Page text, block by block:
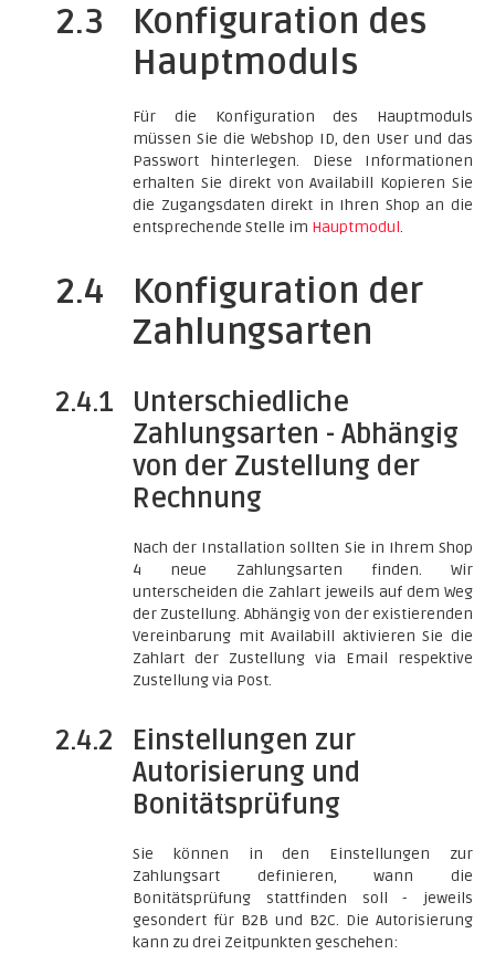
2.3
Konfiguration des
Hauptmoduls
Für die Konfiguration des Hauptmoduls
müssen Sie die Webshop ID, den User und das
Passwort hinterlegen. Diese Informationen
erhalten Sie direkt von Availabill Kopieren Sie
die Zugangsdaten direkt in Ihren Shop an die
entsprechende Stelle im Hauptmodul.
2.4
Konfiguration der
Zahlungsarten
2.4.1
Unterschiedliche
Zahlungsarten - Abhängig
von der Zustellung der
Rechnung
Nach der Installation sollten Sie in Ihrem Shop
4 neue Zahlungsarten finden. Wir
unterscheiden die Zahlart jeweils auf dem Weg
der Zustellung. Abhängig von der existierenden
Vereinbarung mit Availabill aktivieren Sie die
Zahlart der Zustellung via Email respektive
Zustellung via Post.
2.4.2
Einstellungen zur
Autorisierung und
Bonitätsprüfung
Sie können in den Einstellungen zur
Zahlungsart definieren, wann die
Bonitätsprüfung stattfinden soll - jeweils
gesondert für B2B und B2C. Die Autorisierung
kann zu drei Zeitpunkten geschehen: